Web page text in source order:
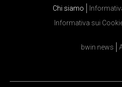
Chi siamo
Informativa sui
bwin news